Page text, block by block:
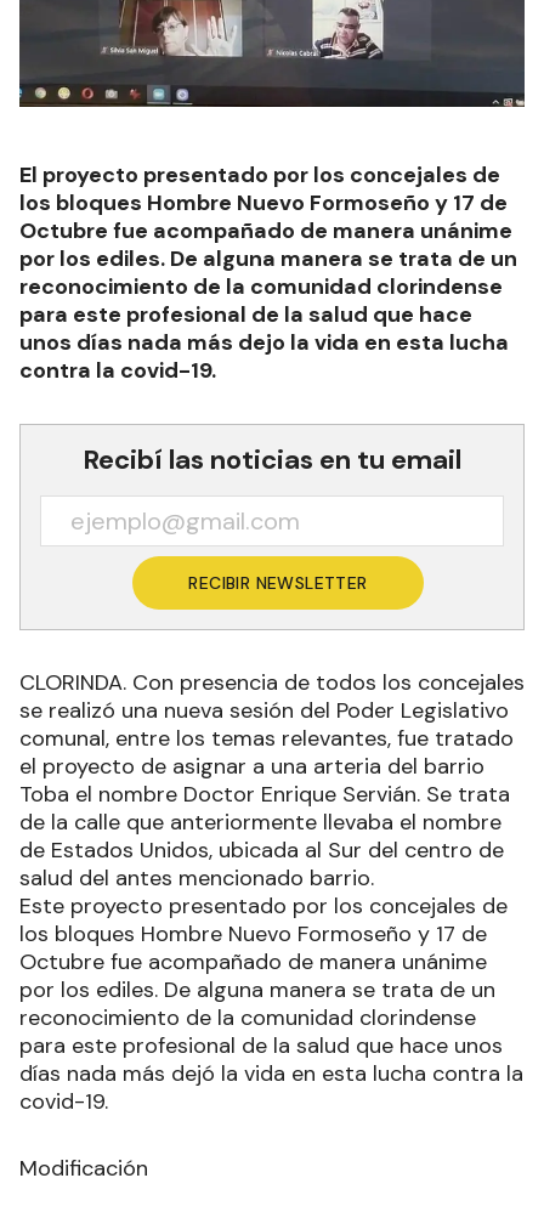
El proyecto presentado por los concejales de
los bloques Hombre Nuevo Formoseño y 17 de
Octubre fue acompañado de manera unánime
por los ediles. De alguna manera se trata de un
reconocimiento de la comunidad clorindense
para este profesional de la salud que hace
unos días nada más dejo la vida en esta lucha
contra la covid-19.
Recibí las noticias en tu email
RECIBIR NEWSLETTER
CLORINDA. Con presencia de todos los concejales
se realizó una nueva sesión del Poder Legislativo
comunal, entre los temas relevantes, fue tratado
el proyecto de asignar a una arteria del barrio
Toba el nombre Doctor Enrique Servián. Se trata
de la calle que anteriormente llevaba el nombre
de Estados Unidos, ubicada al Sur del centro de
salud del antes mencionado barrio.
Este proyecto presentado por los concejales de
los bloques Hombre Nuevo Formoseño y 17 de
Octubre fue acompañado de manera unánime
por los ediles. De alguna manera se trata de un
reconocimiento de la comunidad clorindense
para este profesional de la salud que hace unos
días nada más dejó la vida en esta lucha contra la
covid-19.
Modificación